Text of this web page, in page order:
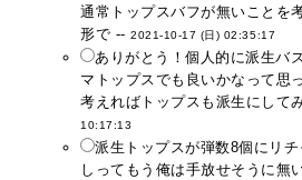
通常トップスバフが無いことを
形で --2021-10-17 (日) 02:35:17
ありがとう！個人的に派生バ
マトップスでも良いかなって思
考えればトップスも派生にして
10:17:13
派生トップスが弾数8個にリ
しってもう俺は手放せそうに無